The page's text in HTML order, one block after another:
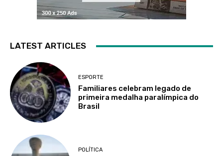
LATEST ARTICLES
ESPORTE
Familiares celebram legado de
primeira medalha paralímpica do
Brasil
POLÍTICA